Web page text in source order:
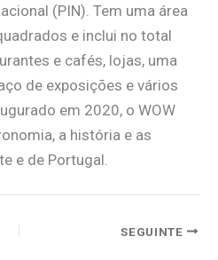
(PIN). Tem uma área
e inclui no total
e cafés, lojas, uma
de exposições e vários
em 2020, o WOW
a história e as
e de Portugal.
SEGUINTE